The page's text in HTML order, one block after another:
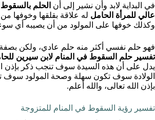
في البداية لابد وأن نشير إلى أن الحلم
عالي للمرأة الحامل له علاقة بقلقها وخوفها من
وكذلك خوفها على المولود من أن يصيبه أي
فهو حلم نفسي أكثر منه حلم عادي، ولكن
تفسير حلم السقوط في المنام لابن سيرين
يدل على أن هذه السيدة سوف تنجب ذكر بإذن
الولادة سوف تكون سهلة وصحة المولود سوف
بإذن الله تعالى، والله أعلم.
تفسير رؤية السقوط في المنام للمتزوجة